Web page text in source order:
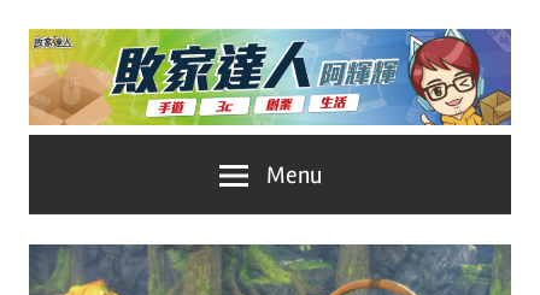
Skip
content
家
No.1
遊
Menu